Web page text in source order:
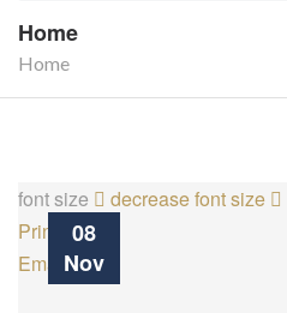
Home
Home
08
Nov
font size decrease font size
Print
Email